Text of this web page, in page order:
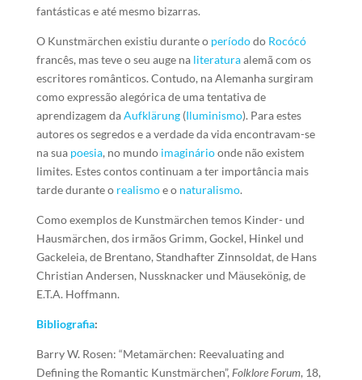
fantásticas e até mesmo bizarras.
O Kunstmärchen existiu durante o períododo Rocócó
francês, mas teve o seu auge na literaturaalemã com os
escritores românticos. Contudo, na Alemanha surgiram
como expressão alegórica de uma tentativa de
aprendizagem daAufklärung(Iluminismo). Para estes
autores os segredos e a verdade da vida encontravam-se
na sua poesia, no mundo imaginárioonde não existem
limites. Estes contos continuam a ter importância mais
tarde durante o realismoe o naturalismo.
Como exemplos de Kunstmärchen temos Kinder- und
Hausmärchen, dos irmãos Grimm, Gockel, Hinkel und
Gackeleia, de Brentano, Standhafter Zinnsoldat, de Hans
Christian Andersen, Nussknacker und Mäusekönig, de
E.T.A. Hoffmann.
Bibliografia:
Barry W. Rosen: “Metamärchen: Reevaluating and
Defining the Romantic Kunstmärchen”, Folklore Forum, 18,